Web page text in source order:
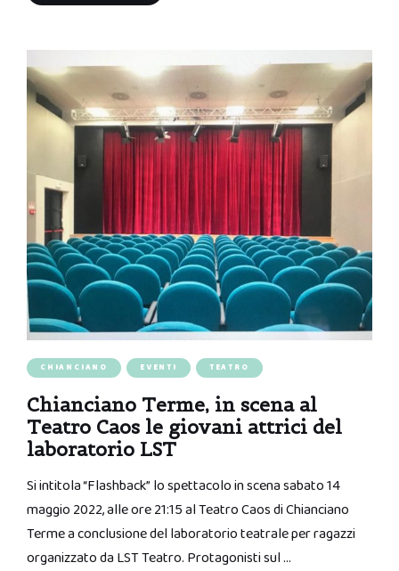
CHIANCIANO EVENTI TEATRO
Chianciano Terme, in scena al
Teatro Caos le giovani attrici del
laboratorio LST
Si intitola “Flashback” lo spettacolo in scena sabato 14
maggio 2022, alle ore 21:15 al Teatro Caos di Chianciano
Terme a conclusione del laboratorio teatrale per ragazzi
organizzato da LST Teatro. Protagonisti sul …